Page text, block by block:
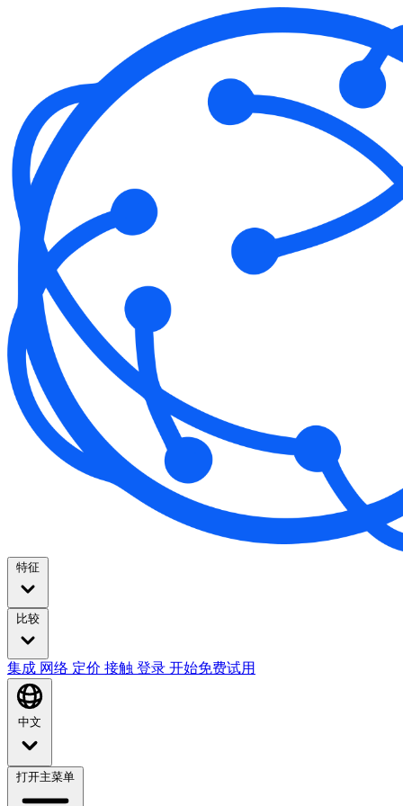
特征
比较
集成 网络 定价 接触 登录 开始免费试用
中文
打开主菜单